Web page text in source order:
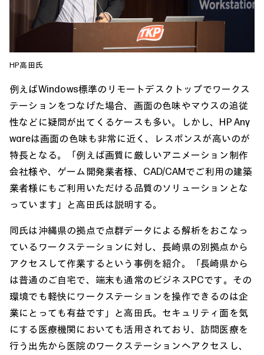
HP高田氏
例えばWindows標準のリモートデスクトップでワークス
テーションをつなげた場合、画面の色味やマウスの追従
性などに疑問が出てくるケースも多い。しかし、HP Any
wareは画面の色味も非常に近く、レスポンスが高いのが
特長となる。「例えば画質に厳しいアニメーション制作
会社様や、ゲーム開発業者様、CAD/CAMでご利用の建築
業者様にもご利用いただける品質のソリューションとな
っています」と高田氏は説明する。
同氏は沖縄県の拠点で点群データによる解析をおこなっ
ているワークステーションに対し、長崎県の別拠点から
アクセスして作業するという事例を紹介。「長崎県から
は普通のご自宅で、端末も通常のビジネスPCです。その
環境でも軽快にワークステーションを操作できるのは企
業にとっても有益です」と高田氏。セキュリティ面を気
にする医療機関においても活用されており、訪問医療を
行う出先から医院のワークステーションへアクセスし、